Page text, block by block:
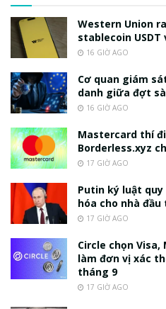
Western Union
stablecoin
16 GIỜ AGO
Cơ quan giám
danh giữa đợt
16 GIỜ AGO
Mastercard thí
Borderless.xyz
17 GIỜ AGO
Putin ký luật
hóa cho nhà
17 GIỜ AGO
Circle chọn
làm đơn vị xác
tháng 9
17 GIỜ AGO